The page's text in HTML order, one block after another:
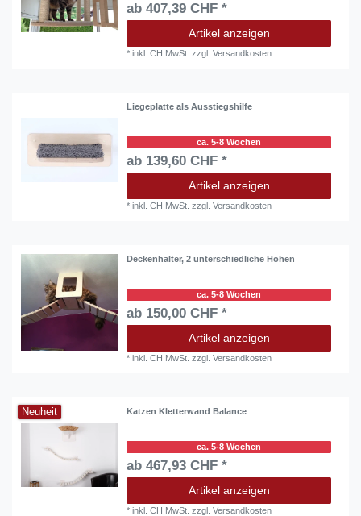
ab 407,39 CHF *
Artikel anzeigen
*inkl. CH MwSt. zzgl.Versandkosten
Liegeplatte als Ausstiegshilfe
ca. 5-8 Wochen
ab 139,60 CHF *
Artikel anzeigen
*inkl. CH MwSt. zzgl.Versandkosten
Deckenhalter, 2 unterschiedliche Höhen
ca. 5-8 Wochen
ab 150,00 CHF *
Artikel anzeigen
*inkl. CH MwSt. zzgl.Versandkosten
Neuheit Katzen Kletterwand Balance
ca. 5-8 Wochen
ab 467,93 CHF *
Artikel anzeigen
*inkl. CH MwSt. zzgl.Versandkosten